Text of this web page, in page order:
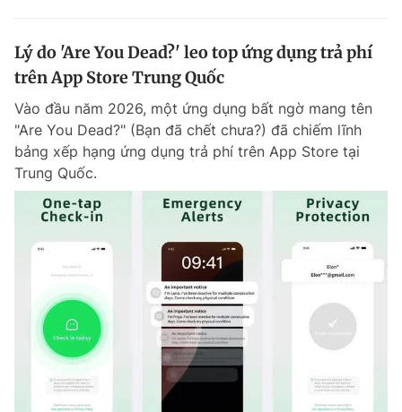
Lý do 'Are You Dead?' leo top ứng dụng trả phí
trên App Store Trung Quốc
Vào đầu năm 2026, một ứng dụng bất ngờ mang tên
"Are You Dead?" (Bạn đã chết chưa?) đã chiếm lĩnh
bảng xếp hạng ứng dụng trả phí trên App Store tại
Trung Quốc.